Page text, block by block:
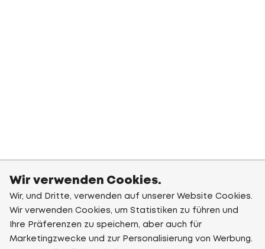
Wir verwenden Cookies.
Wir, und Dritte, verwenden auf unserer Website Cookies.
Wir verwenden Cookies, um Statistiken zu führen und
Ihre Präferenzen zu speichern, aber auch für
Marketingzwecke und zur Personalisierung von Werbung.